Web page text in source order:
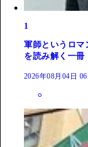
1
軍師というロマ
を読み解く一冊
2026年08月04日